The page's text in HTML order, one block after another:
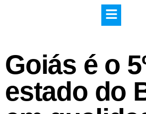
Goiás é o
estado do